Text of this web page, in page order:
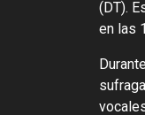
(DT).
en las